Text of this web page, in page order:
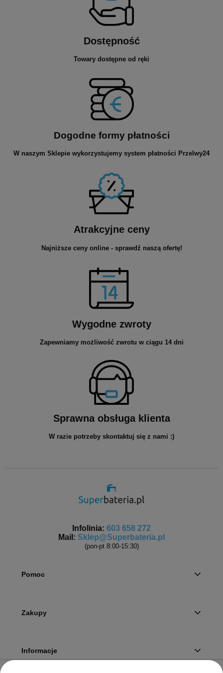
Dostępność
Towary dostępne od ręki
Dogodne formy płatności
W naszym Sklepie wykorzystujemy system płatności Przelwy24
Atrakcyjne ceny
Najniższe ceny online - sprawdź naszą ofertę!
Wygodne zwroty
Zapewniamy możliwość zwrotu w ciągu 14 dni
Sprawna obsługa klienta
W razie potrzeby skontaktuj się z nami :)
Infolinia: 603 658 272
Mail: Sklep@Superbateria.pl
(pon-pt 8:00-15:30)
Pomoc
Zakupy
Informacje